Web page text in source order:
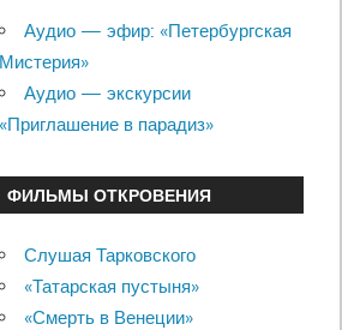
Аудио — эфир: «Петербургская
Мистерия»
Аудио — экскурсии
«Приглашение в парадиз»
ФИЛЬМЫ ОТКРОВЕНИЯ
Слушая Тарковского
«Татарская пустыня»
«Смерть в Венеции»